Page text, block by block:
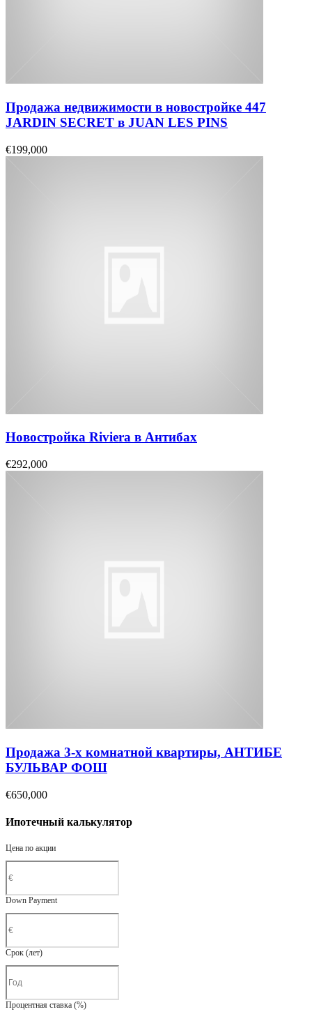
Продажа недвижимости в новостройке 447
JARDIN SECRET в JUAN LES PINS
€199,000
Новостройка Riviera в Антибах
€292,000
Продажа 3-х комнатной квартиры, АНТИБЕ
БУЛЬВАР ФОШ
€650,000
Ипотечный калькулятор
Цена по акции
Down Payment
Срок (лет)
Процентная ставка (%)